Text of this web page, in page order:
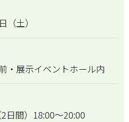
（土）
・展示イベントホール内
日間）18:00～20:00